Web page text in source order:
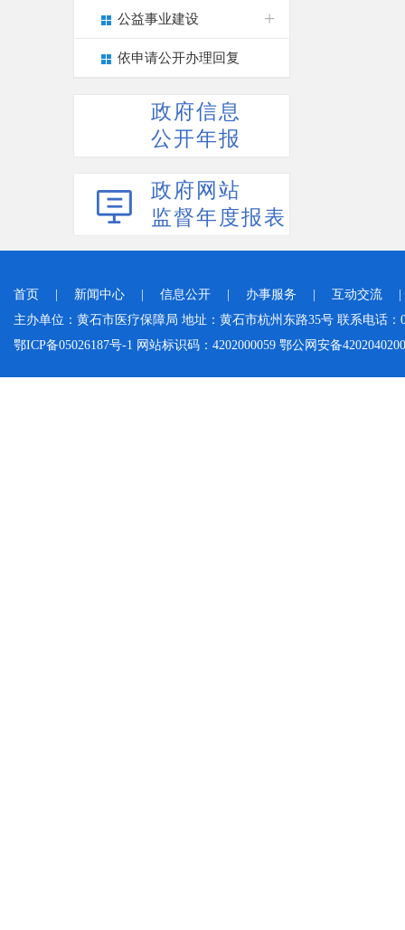
公益事业建设
依申请公开办理回复
政府信息
公开年报
政府网站
监督年度报表
首页 新闻中心 信息公开 办事服务 互动交流
主办单位：黄石市医疗保障局 地址：黄石市杭州东路35号 联系电话：
鄂ICP备05026187号-1 网站标识码：4202000059 鄂公网安备